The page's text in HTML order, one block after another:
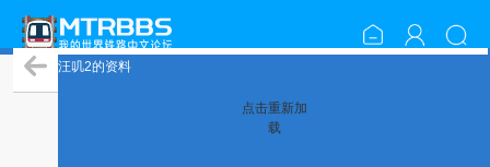
汪叽2的资料
点击重新加
载